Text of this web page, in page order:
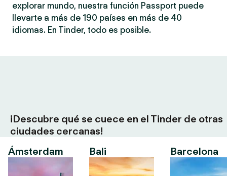
explorar mundo, nuestra función Passport puede
llevarte a más de 190 países en más de 40
idiomas. En Tinder, todo es posible.
¡Descubre qué se cuece en el Tinder de otras
ciudades cercanas!
Ámsterdam
Bali Barcelona